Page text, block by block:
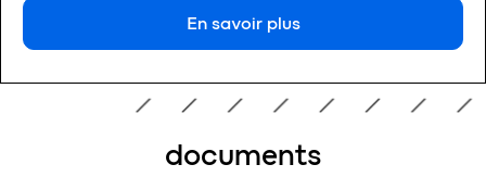
En savoir plus
documents